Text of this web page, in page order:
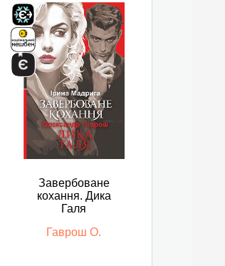
Завербоване
кохання. Дика
Галя
Гаврош О.